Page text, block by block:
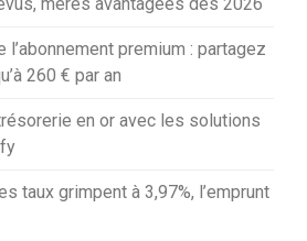
l’abonnement premium : partagez
260 € par an
en or avec les solutions
taux grimpent à 3,97%, l’emprunt